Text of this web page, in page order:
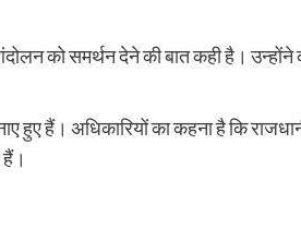
को समर्थन देने की बात कही है। उन्होंने
हुए हैं। अधिकारियों का कहना है कि